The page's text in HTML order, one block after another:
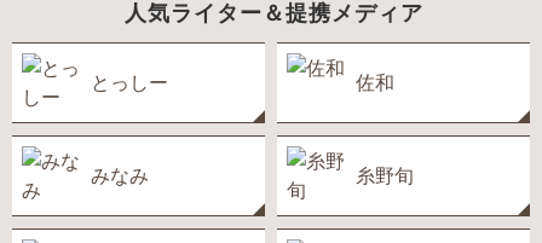
人気ライター＆提携メディア
とっしー 佐和
みなみ 糸野旬